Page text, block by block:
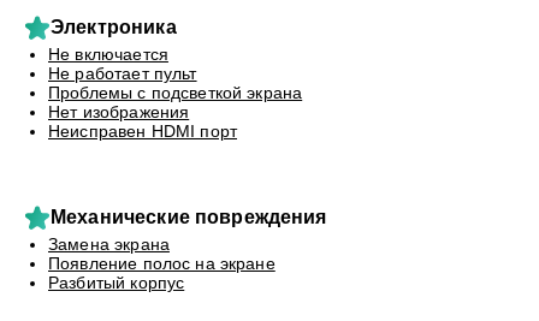
Электроника
Не включается
Не работает пульт
Проблемы с подсветкой экрана
Нет изображения
Неисправен HDMI порт
Механические повреждения
Замена экрана
Появление полос на экране
Разбитый корпус